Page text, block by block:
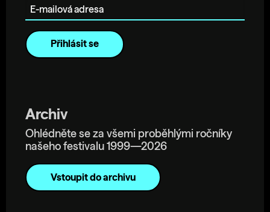
Archiv
Ohlédněte se za všemi proběhlými ročníky
našeho festivalu 1999—2026
Vstoupit do archivu